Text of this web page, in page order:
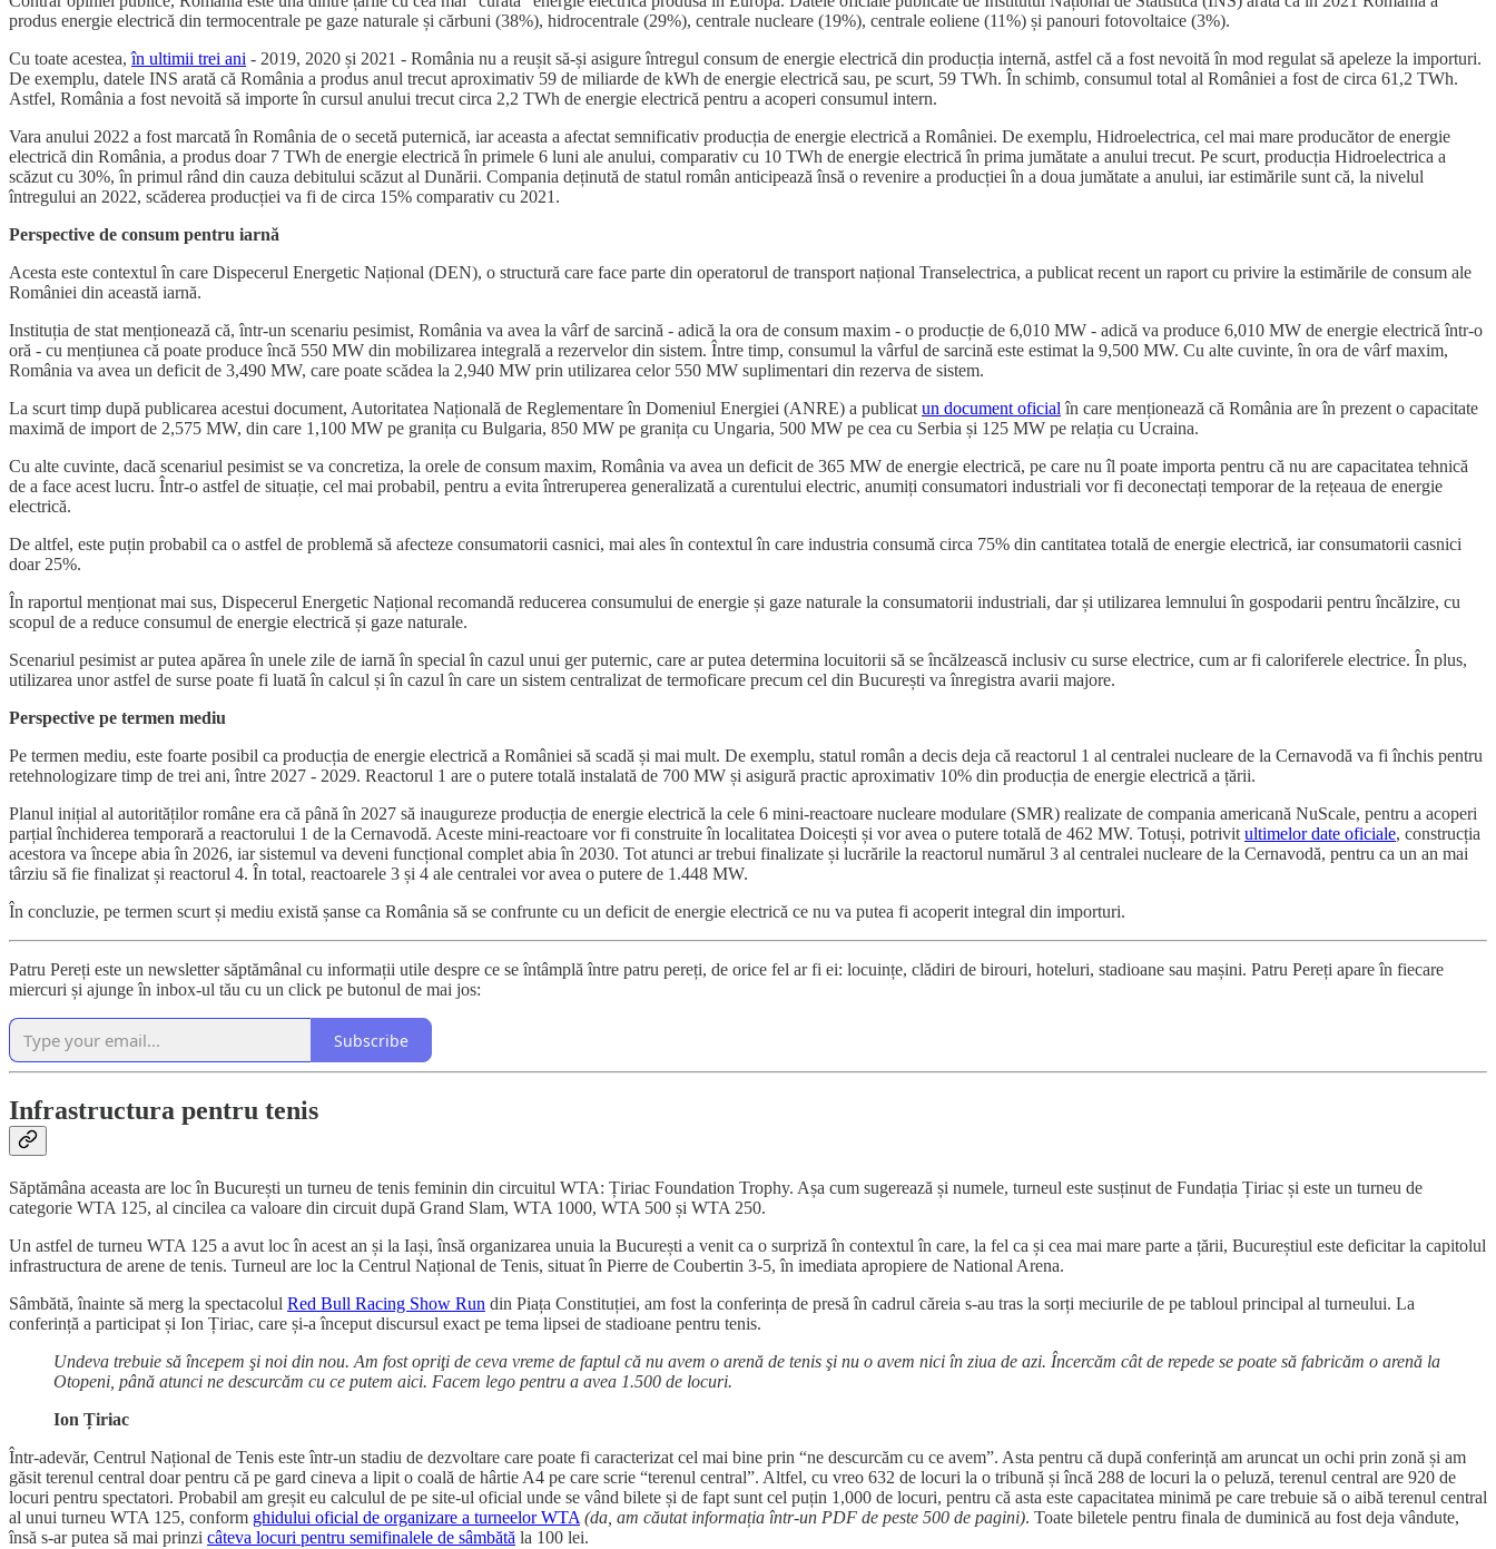
produs energie electrică din termocentrale pe gaze naturale și cărbuni (38%), hidrocentrale (29%), centrale nucleare (19%), centrale eoliene (11%) și panouri fotovoltaice (3%).
Cu toate acestea,în ultimii trei ani - 2019, 2020 și 2021 - România nu a reușit să-și asigure întregul consum de energie electrică din producția internă, astfel că a fost nevoită în mod regulat să apeleze la importuri.
De exemplu, datele INS arată că România a produs anul trecut aproximativ 59 de miliarde de kWh de energie electrică sau, pe scurt, 59 TWh. În schimb, consumul total al României a fost de circa 61,2 TWh.
Astfel, România a fost nevoită să importe în cursul anului trecut circa 2,2 TWh de energie electrică pentru a acoperi consumul intern.
Vara anului 2022 a fost marcată în România de o secetă puternică, iar aceasta a afectat semnificativ producția de energie electrică a României. De exemplu, Hidroelectrica, cel mai mare producător de energie
electrică din România, a produs doar 7 TWh de energie electrică în primele 6 luni ale anului, comparativ cu 10 TWh de energie electrică în prima jumătate a anului trecut. Pe scurt, producția Hidroelectrica a
scăzut cu 30%, în primul rând din cauza debitului scăzut al Dunării. Compania deținută de statul român anticipează însă o revenire a producției în a doua jumătate a anului, iar estimările sunt că, la nivelul
întregului an 2022, scăderea producției va fi de circa 15% comparativ cu 2021.
Perspective de consum pentru iarnă
Acesta este contextul în care Dispecerul Energetic Național (DEN), o structură care face parte din operatorul de transport național Transelectrica, a publicat recent un raport cu privire la estimările de consum ale
României din această iarnă.
Instituția de stat menționează că, într-un scenariu pesimist, România va avea la vârf de sarcină - adică la ora de consum maxim - o producție de 6,010 MW - adică va produce 6,010 MW de energie electrică într-o
oră - cu mențiunea că poate produce încă 550 MW din mobilizarea integrală a rezervelor din sistem. Între timp, consumul la vârful de sarcină este estimat la 9,500 MW. Cu alte cuvinte, în ora de vârf maxim,
România va avea un deficit de 3,490 MW, care poate scădea la 2,940 MW prin utilizarea celor 550 MW suplimentari din rezerva de sistem.
La scurt timp după publicarea acestui document, Autoritatea Națională de Reglementare în Domeniul Energiei (ANRE) a publicat un document oficial în care menționează că România are în prezent o capacitate
maximă de import de 2,575 MW, din care 1,100 MW pe granița cu Bulgaria, 850 MW pe granița cu Ungaria, 500 MW pe cea cu Serbia și 125 MW pe relația cu Ucraina.
Cu alte cuvinte, dacă scenariul pesimist se va concretiza, la orele de consum maxim, România va avea un deficit de 365 MW de energie electrică, pe care nu îl poate importa pentru că nu are capacitatea tehnică
de a face acest lucru. Într-o astfel de situație, cel mai probabil, pentru a evita întreruperea generalizată a curentului electric, anumiți consumatori industriali vor fi deconectați temporar de la rețeaua de energie
electrică.
De altfel, este puțin probabil ca o astfel de problemă să afecteze consumatorii casnici, mai ales în contextul în care industria consumă circa 75% din cantitatea totală de energie electrică, iar consumatorii casnici
doar 25%.
În raportul menționat mai sus, Dispecerul Energetic Național recomandă reducerea consumului de energie și gaze naturale la consumatorii industriali, dar și utilizarea lemnului în gospodarii pentru încălzire, cu
scopul de a reduce consumul de energie electrică și gaze naturale.
Scenariul pesimist ar putea apărea în unele zile de iarnă în special în cazul unui ger puternic, care ar putea determina locuitorii să se încălzească inclusiv cu surse electrice, cum ar fi caloriferele electrice. În plus,
utilizarea unor astfel de surse poate fi luată în calcul și în cazul în care un sistem centralizat de termoficare precum cel din București va înregistra avarii majore.
Perspective pe termen mediu
Pe termen mediu, este foarte posibil ca producția de energie electrică a României să scadă și mai mult. De exemplu, statul român a decis deja că reactorul 1 al centralei nucleare de la Cernavodă va fi închis pentru
retehnologizare timp de trei ani, între 2027 - 2029. Reactorul 1 are o putere totală instalată de 700 MW și asigură practic aproximativ 10% din producția de energie electrică a țării.
Planul inițial al autorităților române era că până în 2027 să inaugureze producția de energie electrică la cele 6 mini-reactoare nucleare modulare (SMR) realizate de compania americană NuScale, pentru a acoperi
parțial închiderea temporară a reactorului 1 de la Cernavodă. Aceste mini-reactoare vor fi construite în localitatea Doicești și vor avea o putere totală de 462 MW. Totuși, potrivit ultimelor date oficiale, construcția
acestora va începe abia în 2026, iar sistemul va deveni funcțional complet abia în 2030. Tot atunci ar trebui finalizate și lucrările la reactorul numărul 3 al centralei nucleare de la Cernavodă, pentru ca un an mai
târziu să fie finalizat și reactorul 4. În total, reactoarele 3 și 4 ale centralei vor avea o putere de 1.448 MW.
În concluzie, pe termen scurt și mediu există șanse ca România să se confrunte cu un deficit de energie electrică ce nu va putea fi acoperit integral din importuri.
Patru Pereți este un newsletter săptămânal cu informații utile despre ce se întâmplă între patru pereți, de orice fel ar fi ei: locuințe, clădiri de birouri, hoteluri, stadioane sau mașini. Patru Pereți apare în fiecare
miercuri și ajunge în inbox-ul tău cu un click pe butonul de mai jos:
Subscribe
Infrastructura pentru tenis
Săptămâna aceasta are loc în București un turneu de tenis feminin din circuitul WTA: Țiriac Foundation Trophy. Așa cum sugerează și numele, turneul este susținut de Fundația Țiriac și este un turneu de
categorie WTA 125, al cincilea ca valoare din circuit după Grand Slam, WTA 1000, WTA 500 și WTA 250.
Un astfel de turneu WTA 125 a avut loc în acest an și la Iași, însă organizarea unuia la București a venit ca o surpriză în contextul în care, la fel ca și cea mai mare parte a țării, Bucureștiul este deficitar la capitolul
infrastructura de arene de tenis. Turneul are loc la Centrul Național de Tenis, situat în Pierre de Coubertin 3-5, în imediata apropiere de National Arena.
Sâmbătă, înainte să merg la spectacolul Red Bull Racing Show Run din Piața Constituției, am fost la conferința de presă în cadrul căreia s-au tras la sorți meciurile de pe tabloul principal al turneului. La
conferință a participat și Ion Țiriac, care și-a început discursul exact pe tema lipsei de stadioane pentru tenis.
Undeva trebuie să începem şi noi din nou. Am fost opriţi de ceva vreme de faptul că nu avem o arenă de tenis şi nu o avem nici în ziua de azi. Încercăm cât de repede se poate să fabricăm o arenă la
Otopeni, până atunci ne descurcăm cu ce putem aici. Facem lego pentru a avea 1.500 de locuri.
Ion Țiriac
Într-adevăr, Centrul Național de Tenis este într-un stadiu de dezvoltare care poate fi caracterizat cel mai bine prin “ne descurcăm cu ce avem”. Asta pentru că după conferință am aruncat un ochi prin zonă și am
găsit terenul central doar pentru că pe gard cineva a lipit o coală de hârtie A4 pe care scrie “terenul central”. Altfel, cu vreo 632 de locuri la o tribună și încă 288 de locuri la o peluză, terenul central are 920 de
locuri pentru spectatori. Probabil am greșit eu calculul de pe site-ul oficial unde se vând bilete și de fapt sunt cel puțin 1,000 de locuri, pentru că asta este capacitatea minimă pe care trebuie să o aibă terenul central
al unui turneu WTA 125, conform ghidului oficial de organizare a turneelor WTA (da, am căutat informația într-un PDF de peste 500 de pagini). Toate biletele pentru finala de duminică au fost deja vândute,
însă s-ar putea să mai prinzi câteva locuri pentru semifinalele de sâmbătă la 100 lei.